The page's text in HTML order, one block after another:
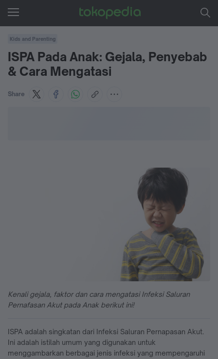
Kids and Parenting
ISPA Pada Anak: Gejala, Penyebab
& Cara Mengatasi
Share
Kenali gejala, faktor dan cara mengatasi Infeksi Saluran
Pernafasan Akut pada Anak berikut ini!
ISPA adalah singkatan dari Infeksi Saluran Pernapasan Akut.
Ini adalah istilah umum yang digunakan untuk
menggambarkan berbagai jenis infeksi yang mempengaruhi